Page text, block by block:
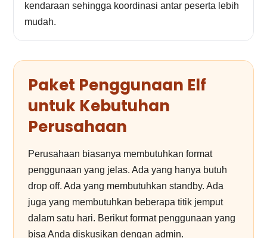
kendaraan sehingga koordinasi antar peserta lebih
mudah.
Paket Penggunaan Elf
untuk Kebutuhan
Perusahaan
Perusahaan biasanya membutuhkan format
penggunaan yang jelas. Ada yang hanya butuh
drop off. Ada yang membutuhkan standby. Ada
juga yang membutuhkan beberapa titik jemput
dalam satu hari. Berikut format penggunaan yang
bisa Anda diskusikan dengan admin.